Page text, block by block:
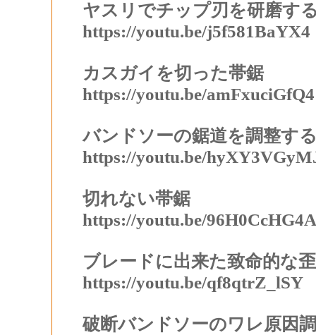
ヤスリでチップ刃を研磨す
https://youtu.be/j5f581BaYX4
カスガイを切った帯鋸
https://youtu.be/amFxuciGfQ4
バンドソーの鋸道を調整す
https://youtu.be/
切れない帯鋸
https://youtu.be/
ブレードに出来た致命的な
https://youtu.be/qf8qtrZ_lSY
破断バンドソーのワレ原因